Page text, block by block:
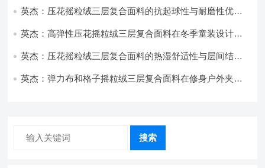
英杰：压花摇粒绒三层复合面料的抗起球性与耐磨性优化
英杰：高弹性压花摇粒绒三层复合面料在冬季童装设计中
英杰：压花摇粒绒三层复合面料的热湿舒适性与层间结合
英杰：弹力布和格子摇粒绒三层复合面料在修身户外夹克
搜索